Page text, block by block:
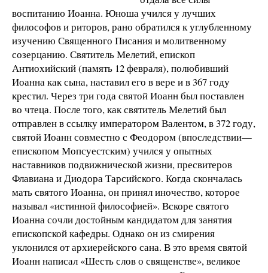
воспитанию Иоанна. Юноша учился у лучших
философов и риторов, рано обратился к углубленному
изучению Священного Писания и молитвенному
созерцанию. Святитель Мелетий, епископ
Антиохийский (память 12 февраля), полюбивший
Иоанна как сына, наставил его в вере и в 367 году
крестил. Через три года святой Иоанн был поставлен
во чтеца. После того, как святитель Мелетий был
отправлен в ссылку императором Валентом, в 372 году,
святой Иоанн совместно с Феодором (впоследствии—
епископом Мопсуестским) учился у опытных
наставников подвижнической жизни, пресвитеров
Флавиана и Диодора Тарсийского. Когда скончалась
мать святого Иоанна, он принял иночество, которое
называл «истинной философией». Вскоре святого
Иоанна сочли достойным кандидатом для занятия
епископской кафедры. Однако он из смирения
уклонился от архиерейского сана. В это время святой
Иоанн написал «Шесть слов о священстве», великое